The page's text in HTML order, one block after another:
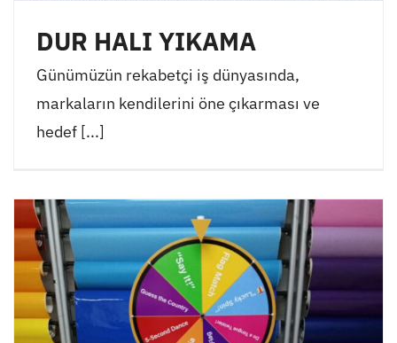
DUR HALI YIKAMA
Günümüzün rekabetçi iş dünyasında,
markaların kendilerini öne çıkarması ve
hedef [...]